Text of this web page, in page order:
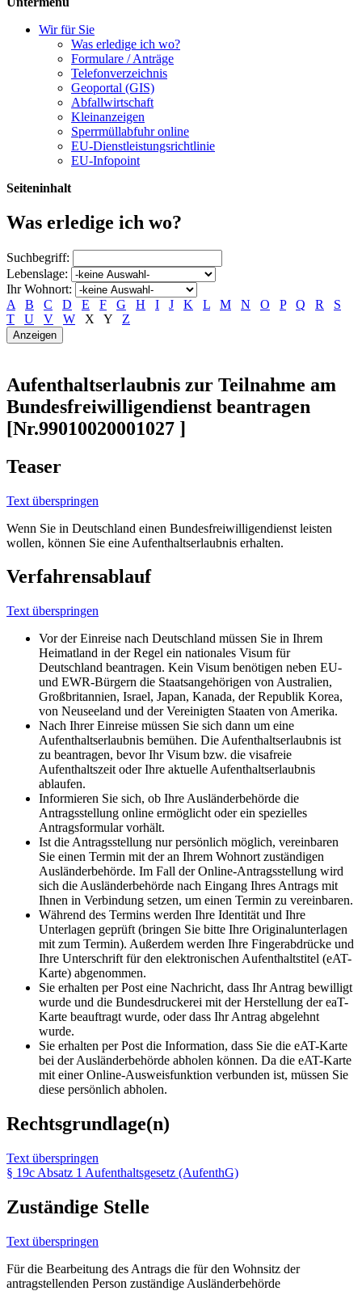
Wir für Sie
Was erledige ich wo?
Formulare / Anträge
Telefonverzeichnis
Geoportal (GIS)
Abfallwirtschaft
Kleinanzeigen
Sperrmüllabfuhr online
EU-Dienstleistungsrichtlinie
EU-Infopoint
Seiteninhalt
Was erledige ich wo?
Suchbegriff:
Lebenslage:
Ihr Wohnort:
A
B C D E F G H I J K L M N O P Q R
S
T
U V W X Y Z
Aufenthaltserlaubnis zur Teilnahme am
Bundesfreiwilligendienst beantragen
[Nr.99010020001027 ]
Teaser
Text überspringen
Wenn Sie in Deutschland einen Bundesfreiwilligendienst leisten
wollen, können Sie eine Aufenthaltserlaubnis erhalten.
Verfahrensablauf
Text überspringen
Vor der Einreise nach Deutschland müssen Sie in Ihrem
Heimatland in der Regel ein nationales Visum für
Deutschland beantragen. Kein Visum benötigen neben EU-
und EWR-Bürgern die Staatsangehörigen von Australien,
Großbritannien, Israel, Japan, Kanada, der Republik Korea,
von Neuseeland und der Vereinigten Staaten von Amerika.
Nach Ihrer Einreise müssen Sie sich dann um eine
Aufenthaltserlaubnis bemühen. Die Aufenthaltserlaubnis ist
zu beantragen, bevor Ihr Visum bzw. die visafreie
Aufenthaltszeit oder Ihre aktuelle Aufenthaltserlaubnis
ablaufen.
Informieren Sie sich, ob Ihre Ausländerbehörde die
Antragsstellung online ermöglicht oder ein spezielles
Antragsformular vorhält.
Ist die Antragsstellung nur persönlich möglich, vereinbaren
Sie einen Termin mit der an Ihrem Wohnort zuständigen
Ausländerbehörde. Im Fall der Online-Antragsstellung wird
sich die Ausländerbehörde nach Eingang Ihres Antrags mit
Ihnen in Verbindung setzen, um einen Termin zu vereinbaren.
Während des Termins werden Ihre Identität und Ihre
Unterlagen geprüft (bringen Sie bitte Ihre Originalunterlagen
mit zum Termin). Außerdem werden Ihre Fingerabdrücke und
Ihre Unterschrift für den elektronischen Aufenthaltstitel (eAT-
Karte) abgenommen.
Sie erhalten per Post eine Nachricht, dass Ihr Antrag bewilligt
wurde und die Bundesdruckerei mit der Herstellung der eaT-
Karte beauftragt wurde, oder dass Ihr Antrag abgelehnt
wurde.
Sie erhalten per Post die Information, dass Sie die eAT-Karte
bei der Ausländerbehörde abholen können. Da die eAT-Karte
mit einer Online-Ausweisfunktion verbunden ist, müssen Sie
diese persönlich abholen.
Rechtsgrundlage(n)
Text überspringen
§ 19c Absatz 1 Aufenthaltsgesetz (AufenthG)
Zuständige Stelle
Text überspringen
Für die Bearbeitung des Antrags die für den Wohnsitz der
antragstellenden Person zuständige Ausländerbehörde